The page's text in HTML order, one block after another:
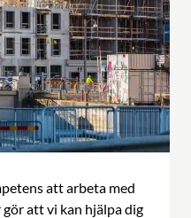
att arbeta med
att vi kan hjälpa dig